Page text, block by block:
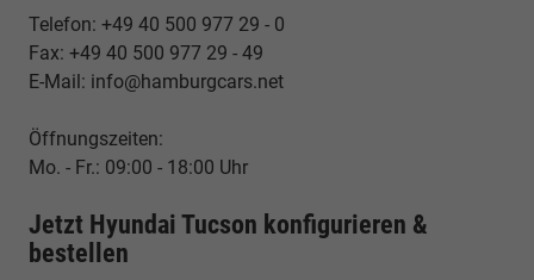
Telefon: +49 40 500 977 29 - 0
Fax: +49 40 500 977 29 - 49
E-Mail: info@hamburgcars.net
Öffnungszeiten:
Mo. - Fr.: 09:00 - 18:00 Uhr
Jetzt Hyundai Tucson konfigurieren &
bestellen